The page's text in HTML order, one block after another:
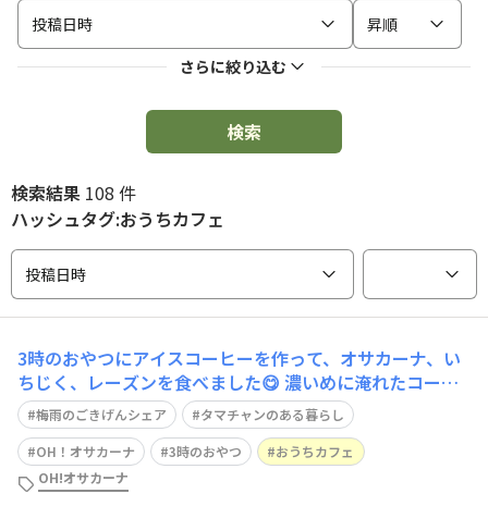
投稿日時
昇順
さらに絞り込む
検索
検索結果 108 件
ハッシュタグ:おうちカフェ
投稿日時
3時のおやつにアイスコーヒーを作って、オサカーナ、い
ちじく、レーズンを食べました😋 濃いめに淹れたコーヒ
ーに、一気にロックアイスを入れマドラーでかき混ぜまし
た✨ ロックアイスを入れたグラスに注いで完成です😋 梅
雨の日は、喫茶店みたいにアイスコーヒーを作ったりし
梅雨のごきげんシェア
タマチャンのある暮らし
OH！オサカーナ
3時のおやつ
おうちカフェ
OH!オサカーナ